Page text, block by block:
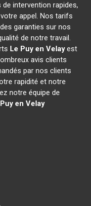
intervention rapides,
appel. Nos tarifs
garanties sur nos
de notre travail.
Le Puy en Velayest
avis clients
par nos clients
rapidité et notre
notre équipe de
en Velay